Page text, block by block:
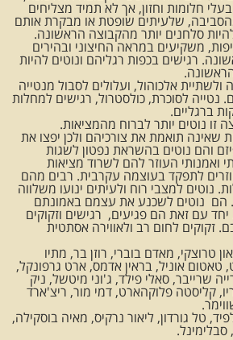
חלומות וחזון, אך לא תמיד מצליחים
שלעיתים שופטת או מבקרת אותם
סלחנים יותר מהקבוצה הראשונה.
משקיעים במראה החיצוני ובהירים
רגישים בכפות רגליהם ונוטים להיות
אלכוהול, ועלולים לסבול מנטייה
נטייה לסוכרת, כולסטרול, רגישים למחלות
ברגליים.
זו נוטים יותר לברוח מהמציאות.
שאינה תואמת את צורכיהם ולכן יפצו את
והם נוטים בהשראת נפטון לשגות
ואמנותי העוזר להם לשרוד מציאות
לתפקד בעוצמה עקרבית. רבים מהם
נוטים למצבי רוח ולעיתים ינועו משלווה
הם נוטים לשכנע את עצמם באמונתם
יחד עם זאת הם פגיעים, רגישים וזקוקים
זקוקים לחום רב ולאווירה אסתטית
טרוצקי, מאדם בוברי, רוזן בר, מתיו
טאטום אוניל, בראין אדמס, ארט גרפונקל,
שרייבר, סאלי פילד, ג'וני מיטשל, ניק
קליסטה פלוקהארט, דמי מור, ריצ'ארד
טל גורדון, ליאור נרקיס, מאיה בוסקילה,
סבלימינל.